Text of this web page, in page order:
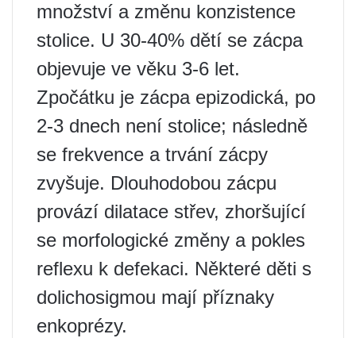
množství a změnu konzistence
stolice. U 30-40% dětí se zácpa
objevuje ve věku 3-6 let.
Zpočátku je zácpa epizodická, po
2-3 dnech není stolice; následně
se frekvence a trvání zácpy
zvyšuje. Dlouhodobou zácpu
provází dilatace střev, zhoršující
se morfologické změny a pokles
reflexu k defekaci. Některé děti s
dolichosigmou mají příznaky
enkoprézy.